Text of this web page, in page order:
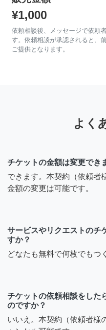
¥1,000
依頼相談後、メッセージで依頼
す。依頼相談が承認されると、
ご提供となります。
よく
チケットの金額は変更でき
できます。本契約（依頼者
金額の変更は可能です。
サービスやリクエストのチ
すか？
どなたも無料で何枚でもつ
チケットの依頼相談をした
のですか？
いいえ。本契約（依頼者様